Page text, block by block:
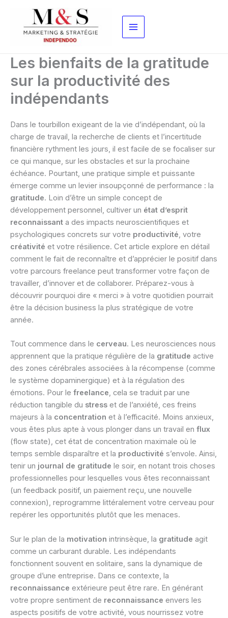
contenu
Les bienfaits de la gratitude
sur la productivité des
indépendants
Dans le tourbillon exigeant de la vie d’indépendant, où la
charge de travail, la recherche de clients et l’incertitude
financière rythment les jours, il est facile de se focaliser sur
ce qui manque, sur les obstacles et sur la prochaine
échéance. Pourtant, une pratique simple et puissante
émerge comme un levier insoupçonné de performance : la
gratitude. Loin d’être un simple concept de
développement personnel, cultiver un état d’esprit
reconnaissant a des impacts neuroscientifiques et
psychologiques concrets sur votre productivité, votre
créativité et votre résilience. Cet article explore en détail
comment le fait de reconnaître et d’apprécier le positif dans
votre parcours freelance peut transformer votre façon de
travailler, d’innover et de collaborer. Préparez-vous à
découvrir pourquoi dire « merci » à votre quotidien pourrait
être la décision business la plus stratégique de votre
année.
Tout commence dans le cerveau. Les neurosciences nous
apprennent que la pratique régulière de la gratitude active
des zones cérébrales associées à la récompense (comme
le système dopaminergique) et à la régulation des
émotions. Pour le freelance, cela se traduit par une
réduction tangible du stress et de l’anxiété, ces freins
majeurs à la concentration et à l’efficacité. Moins anxieux,
vous êtes plus apte à vous plonger dans un travail en flux
(flow state), cet état de concentration maximale où le
temps semble disparaître et la productivité s’envole. Ainsi,
tenir un journal de gratitude le soir, en notant trois choses
professionnelles pour lesquelles vous êtes reconnaissant
(un feedback positif, un paiement reçu, une nouvelle
connexion), reprogramme littéralement votre cerveau pour
repérer les opportunités plutôt que les menaces.
Sur le plan de la motivation intrinsèque, la gratitude agit
comme un carburant durable. Les indépendants
fonctionnent souvent en solitaire, sans la dynamique de
groupe d’une entreprise. Dans ce contexte, la
reconnaissance extérieure peut être rare. En générant
votre propre sentiment de reconnaissance envers les
aspects positifs de votre activité, vous nourrissez votre